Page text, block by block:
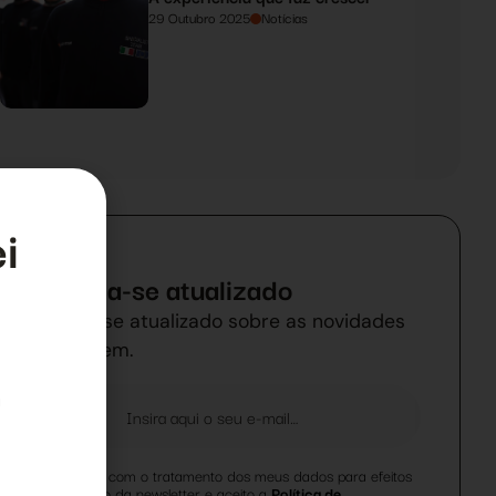
29 Outubro 2025 Notícias
Mantenha-se atualizado
Mantenha-se atualizado sobre as novidades
da BallSystem.
Concordo com o tratamento dos meus dados para efeitos